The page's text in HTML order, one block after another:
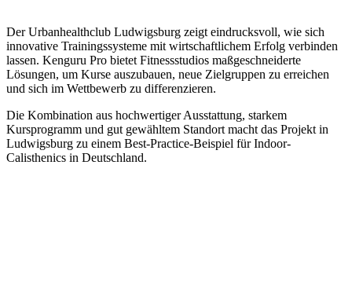
Der Urbanhealthclub Ludwigsburg zeigt eindrucksvoll, wie sich
innovative Trainingssysteme mit wirtschaftlichem Erfolg verbinden
lassen. Kenguru Pro bietet Fitnessstudios maßgeschneiderte
Lösungen, um Kurse auszubauen, neue Zielgruppen zu erreichen
und sich im Wettbewerb zu differenzieren.
Die Kombination aus hochwertiger Ausstattung, starkem
Kursprogramm und gut gewähltem Standort macht das Projekt in
Ludwigsburg zu einem Best-Practice-Beispiel für Indoor-
Calisthenics in Deutschland.